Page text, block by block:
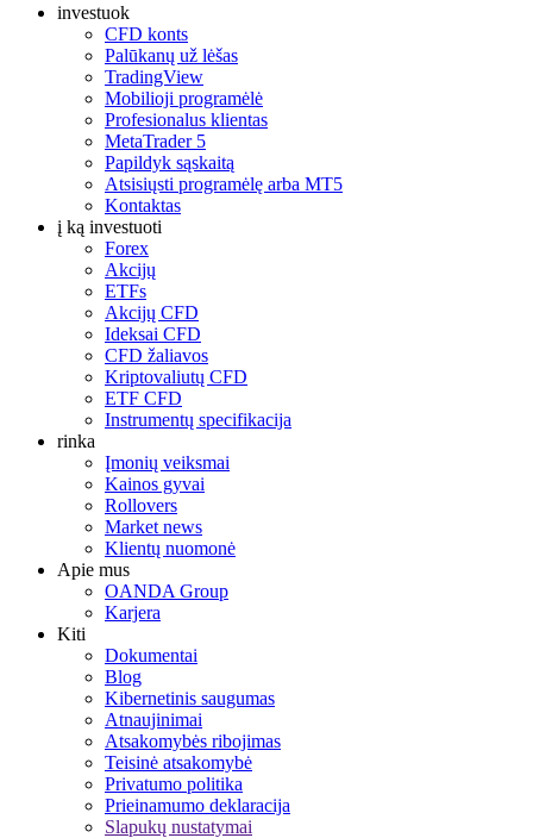
investuok
CFD konts
Palūkanų už lėšas
TradingView
Mobilioji programėlė
Profesionalus klientas
MetaTrader 5
Papildyk sąskaitą
Atsisiųsti programėlę arba MT5
Kontaktas
į ką investuoti
Forex
Akcijų
ETFs
Akcijų CFD
Ideksai CFD
CFD žaliavos
Kriptovaliutų CFD
ETF CFD
Instrumentų specifikacija
rinka
Įmonių veiksmai
Kainos gyvai
Rollovers
Market news
Klientų nuomonė
Apie mus
OANDA Group
Karjera
Kiti
Dokumentai
Blog
Kibernetinis saugumas
Atnaujinimai
Atsakomybės ribojimas
Teisinė atsakomybė
Privatumo politika
Prieinamumo deklaracija
Slapukų nustatymai